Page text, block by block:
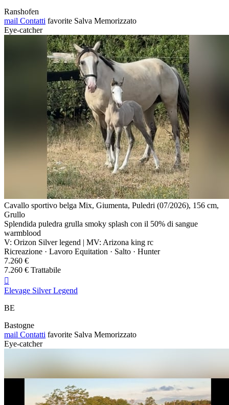
Ranshofen
mail Contatti favorite Salva Memorizzato
Eye-catcher
Cavallo sportivo belga Mix, Giumenta, Puledri (07/2026), 156 cm,
Grullo
Splendida puledra grulla smoky splash con il 50% di sangue
warmblood
V: Orizon Silver legend | MV: Arizona king rc
Ricreazione · Lavoro Equitation · Salto · Hunter
7.260 €
7.260 € Trattabile

Elevage Silver Legend
BE
Bastogne
mail Contatti favorite Salva Memorizzato
Eye-catcher